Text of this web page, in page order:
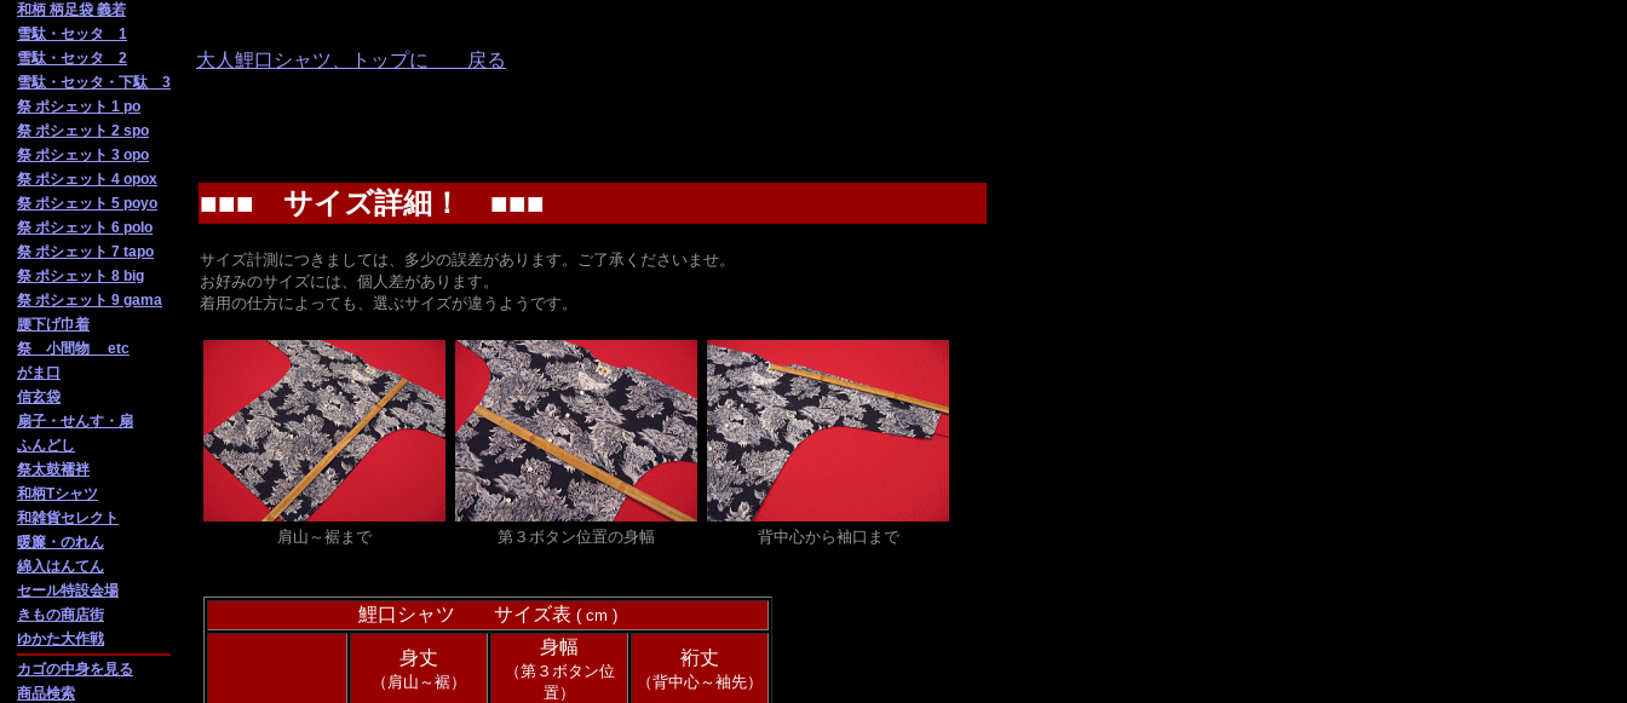
和柄 柄足袋 義若
雪駄・セッタ 1
雪駄・セッタ 2
雪駄・セッタ・下駄 3
祭 ポシェット 1 po
祭 ポシェット 2 spo
祭 ポシェット 3 opo
祭 ポシェット 4 opox
祭 ポシェット 5 poyo
祭 ポシェット 6 polo
祭 ポシェット 7 tapo
祭 ポシェット 8 big
祭 ポシェット 9 gama
腰下げ巾着
祭 小間物 etc
がま口
信玄袋
扇子・せんす・扇
ふんどし
祭太鼓襦袢
和柄Tシャツ
和雑貨セレクト
暖簾・のれん
綿入はんてん
セール特設会場
きもの商店街
ゆかた大作戦
カゴの中身を見る
商品検索
大人鯉口シャツ、トップに 戻る
■■■ サイズ詳細！ ■■■
サイズ計測につきましては、多少の誤差があります。ご了承くださいませ。
お好みのサイズには、個人差があります。
着用の仕方によっても、選ぶサイズが違うようです。
肩山～裾まで 第３ボタン位置の身幅 背中心から袖口まで
鯉口シャツ サイズ表 ( cm )
身丈
（肩山～裾）
身幅
（第３ボタン位
置）
裄丈
（背中心～袖先）